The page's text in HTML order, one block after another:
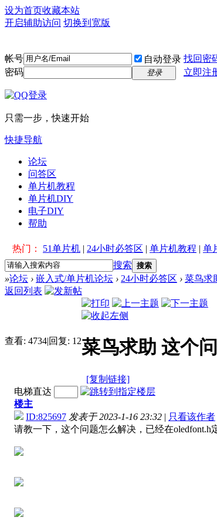
设为首页收藏本站
开启辅助访问 切换到宽版
帐号 自动登录 找回密
密码
登录 立即注
只需一步，快速开始
快捷导航
论坛
问答区
单片机教程
单片机DIY
电子DIY
帮助
热门： 51单片机 | 24小时必答区 | 单片机教程 | 单
搜索 搜索
»论坛 › 嵌入式/单片机论坛 › 24小时必答区 › 菜鸟求
返回列表
查看: 4734|回复: 12菜鸟求助 这个
[复制链接]
电梯直达
楼主
ID:825697 发表于 2023-1-16 23:32 | 只看该作者
请教一下，这个问题怎么解决，已经在oledfont.h